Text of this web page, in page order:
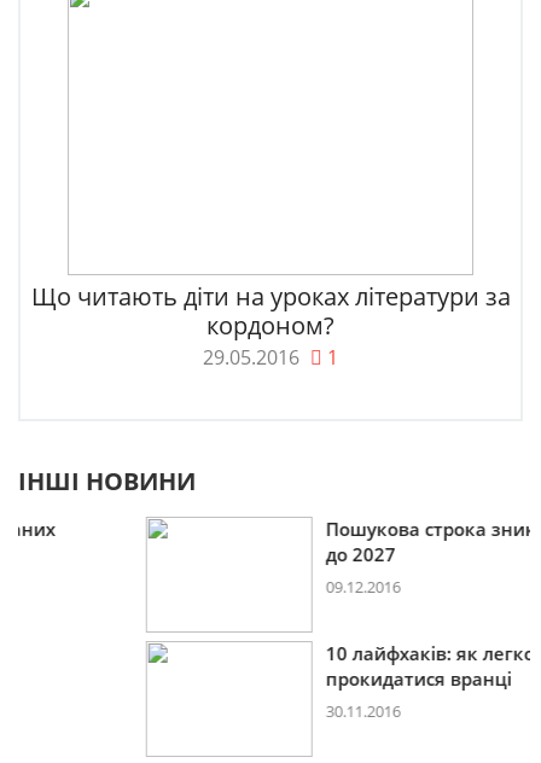
Що читають діти на уроках літератури за
кордоном?
29.05.2016 1
ІНШІ НОВИНИ
Пошукова строка зникне
10 лайфхаків: як легко
прокидатися вранці